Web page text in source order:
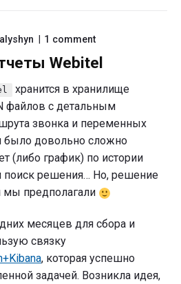
1 commenton
отчеты
Webitel
хранится в хранилище
файлов с детальным
звонка и переменных
было довольно сложно
(либо график) по истории
решения… Но, решение
мы предполагали
месяцев для сбора и
связку
, которая успешно
задачей. Возникла идея,